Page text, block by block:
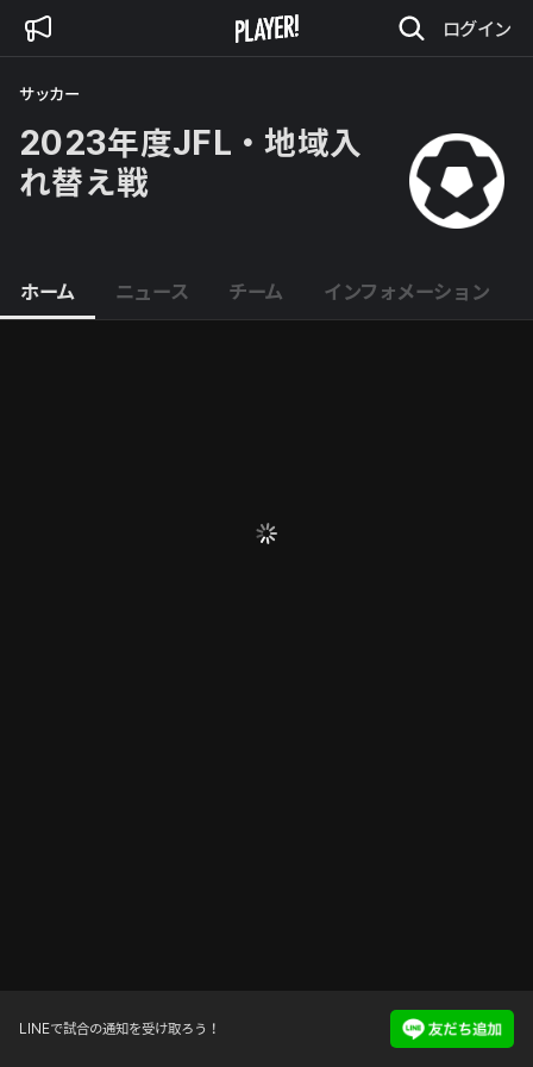
ログイン
サッカー
2023年度JFL・地域入
れ替え戦
ホーム ニュース チーム インフォメーション
LINEで試合の通知を受け取ろう！